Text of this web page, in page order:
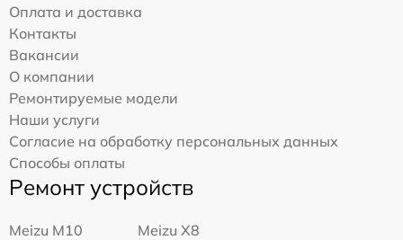
Оплата и доставка
Контакты
Вакансии
О компании
Ремонтируемые модели
Наши услуги
Согласие на обработку персональных данных
Способы оплаты
Ремонт устройств
Meizu M10
Meizu X8